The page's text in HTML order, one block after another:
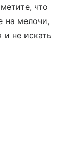
что
на мелочи,
и не искать